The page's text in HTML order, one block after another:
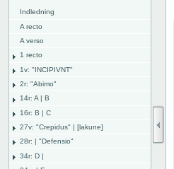
Indledning
A recto
A verso
1 recto
1v: "INCIPIVNT"
2r: "Abimo"
14r: A | B
16r: B | C
27v: "Crepidus" | [lakune]
28r: | "Defensio"
34r: D |